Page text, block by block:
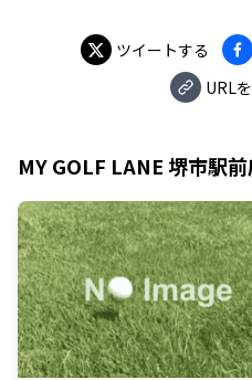
ツイートする
URL
MY GOLF LANE 堺市駅